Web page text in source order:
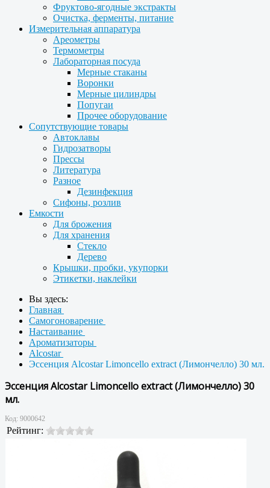
Фруктово-ягодные экстракты
Очистка, ферменты, питание
Измерительная аппаратура
Ареометры
Термометры
Лабораторная посуда
Мерные стаканы
Воронки
Мерные цилиндры
Попугаи
Прочее оборудование
Сопутствующие товары
Автоклавы
Гидрозатворы
Прессы
Литература
Разное
Дезинфекция
Сифоны, розлив
Емкости
Для брожения
Для хранения
Стекло
Дерево
Крышки, пробки, укупорки
Этикетки, наклейки
Вы здесь:
Главная
Самогоноварение
Настаивание
Ароматизаторы
Alcostar
Эссенция Alcostar Limoncello extract (Лимончелло) 30 мл.
Эссенция Alcostar Limoncello extract (Лимончелло) 30
мл.
Код: 9000642
Рейтинг: